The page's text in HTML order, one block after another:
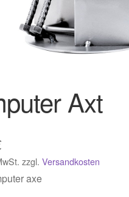
Axt
zzgl. Versandkosten
axe